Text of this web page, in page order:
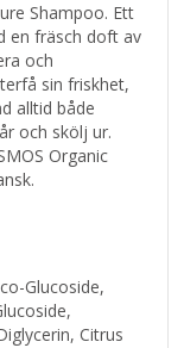
Shampoo. Ett
en fräsch doft av
och
sin friskhet,
alltid både
och skölj ur.
Organic
Glucoside,
Citrus